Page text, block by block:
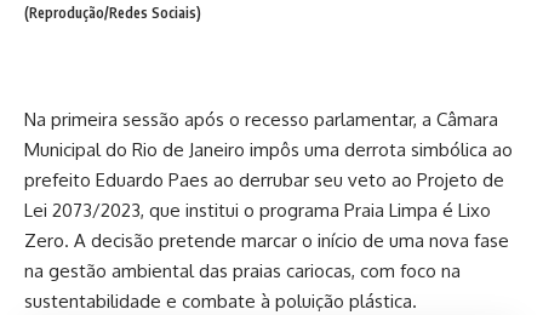
(Reprodução/Redes Sociais)
Na primeira sessão após o recesso parlamentar, a Câmara
Municipal do Rio de Janeiro impôs uma derrota simbólica ao
prefeito Eduardo Paes ao derrubar seu veto ao Projeto de
Lei 2073/2023, que institui o programa Praia Limpa é Lixo
Zero. A decisão pretende marcar o início de uma nova fase
na gestão ambiental das praias cariocas, com foco na
sustentabilidade e combate à poluição plástica.